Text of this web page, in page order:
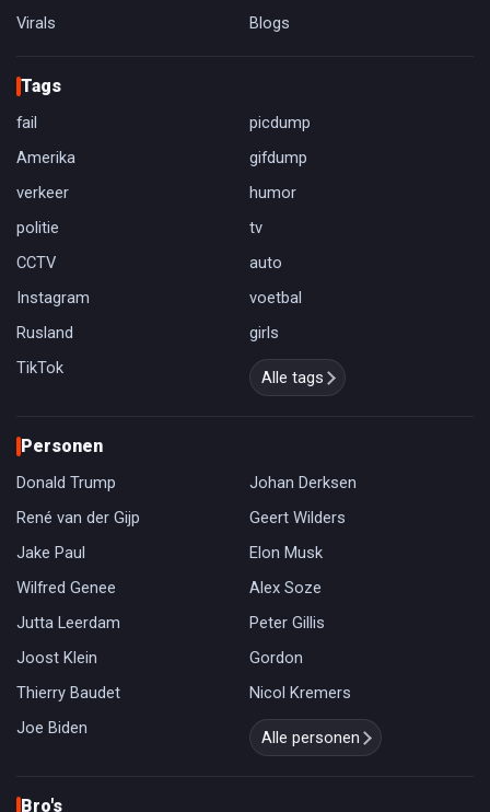
Virals
Blogs
Tags
fail
picdump
Amerika
gifdump
verkeer
humor
politie
tv
CCTV
auto
Instagram
voetbal
Rusland
girls
TikTok
Alle tags
Personen
Donald Trump
Johan Derksen
René van der Gijp
Geert Wilders
Jake Paul
Elon Musk
Wilfred Genee
Alex Soze
Jutta Leerdam
Peter Gillis
Joost Klein
Gordon
Thierry Baudet
Nicol Kremers
Joe Biden
Alle personen
Bro's